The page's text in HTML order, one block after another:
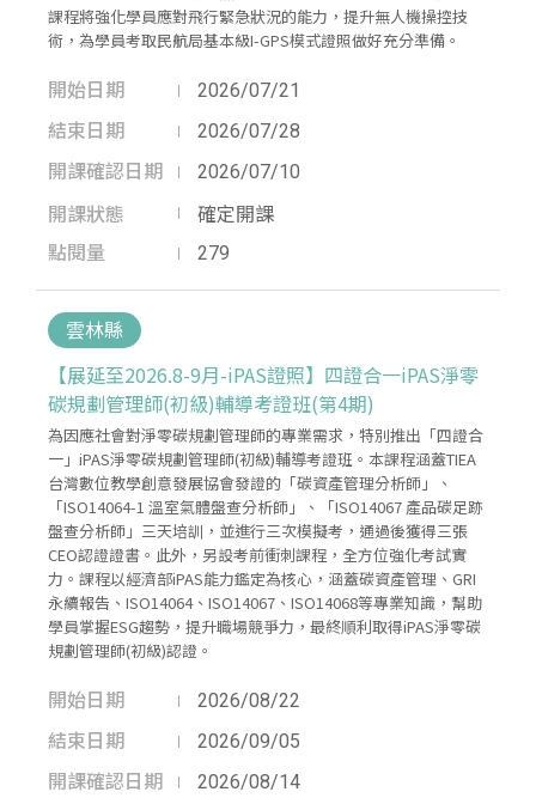
課程將強化學員應對飛行緊急狀況的能力，提升無人機操控技
術，為學員考取民航局基本級I-GPS模式證照做好充分準備。
開始日期
2026/07/21
結束日期
2026/07/28
開課確認日期
2026/07/10
開課狀態 確定開課
點閱量 279
雲林縣
【展延至2026.8-9月-iPAS證照】四證合一iPAS淨零
碳規劃管理師(初級)輔導考證班(第4期)
為因應社會對淨零碳規劃管理師的專業需求，特別推出「四證合
一」iPAS淨零碳規劃管理師(初級)輔導考證班。本課程涵蓋TIEA
台灣數位教學創意發展協會發證的「碳資產管理分析師」、
「ISO14064-1 溫室氣體盤查分析師」、「ISO14067 產品碳足跡
盤查分析師」三天培訓，並進行三次模擬考，通過後獲得三張
CEO認證證書。此外，另設考前衝刺課程，全方位強化考試實
力。課程以經濟部iPAS能力鑑定為核心，涵蓋碳資產管理、GRI
永續報告、ISO14064、ISO14067、ISO14068等專業知識，幫助
學員掌握ESG趨勢，提升職場競爭力，最終順利取得iPAS淨零碳
規劃管理師(初級)認證。
開始日期
2026/08/22
結束日期
2026/09/05
開課確認日期
2026/08/14